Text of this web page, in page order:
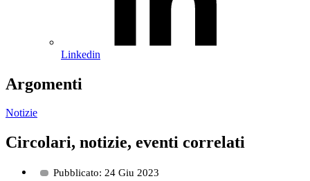
Linkedin
Argomenti
Notizie
Circolari, notizie, eventi correlati
Pubblicato: 24 Giu 2023